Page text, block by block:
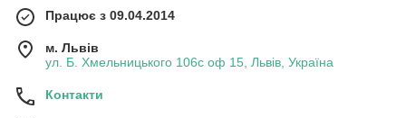
Працює з 09.04.2014
м. Львів
ул. Б. Хмельницького 106с оф 15, Львів, Україна
Контакти